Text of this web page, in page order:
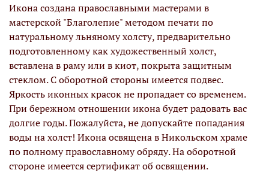
Икона создана православными мастерами в
мастерской "Благолепие" методом печати по
натуральному льняному холсту, предварительно
подготовленному как художественный холст,
вставлена в раму или в киот, покрыта защитным
стеклом. С оборотной стороны имеется подвес.
Яркость иконных красок не пропадает со временем.
При бережном отношении икона будет радовать вас
долгие годы. Пожалуйста, не допускайте попадания
воды на холст! Икона освящена в Никольском храме
по полному православному обряду. На оборотной
стороне имеется сертификат об освящении.